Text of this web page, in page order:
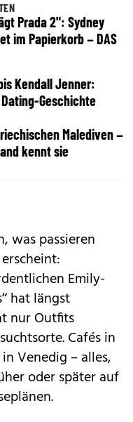
Prada 2": Sydney
im Papierkorb – DAS
Kendall Jenner:
Geschichte
Malediven –
kennt sie
was passieren
Emily-
hat längst
nur Outfits
Cafés in
Venedig – alles,
oder später auf